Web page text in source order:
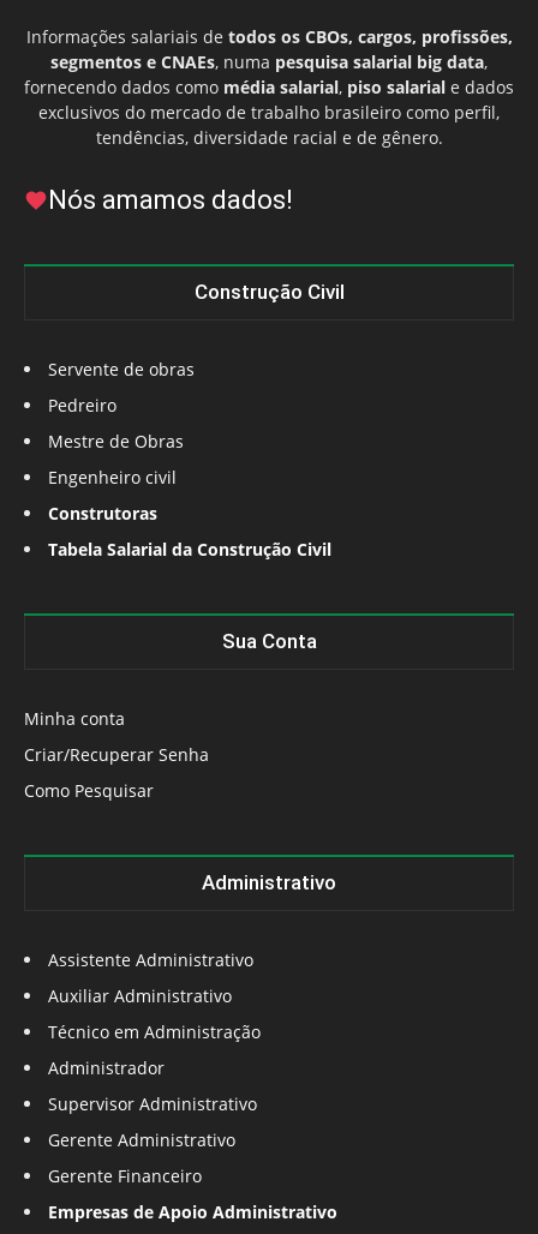
Informações salariais de todos os CBOs, cargos, profissões,
segmentos e CNAEs, numa pesquisa salarial big data,
fornecendo dados como média salarial, piso salarial e dados
exclusivos do mercado de trabalho brasileiro como perfil,
tendências, diversidade racial e de gênero.
Nós amamos dados!
Construção Civil
Servente de obras
Pedreiro
Mestre de Obras
Engenheiro civil
Construtoras
Tabela Salarial da Construção Civil
Sua Conta
Minha conta
Criar/Recuperar Senha
Como Pesquisar
Administrativo
Assistente Administrativo
Auxiliar Administrativo
Técnico em Administração
Administrador
Supervisor Administrativo
Gerente Administrativo
Gerente Financeiro
Empresas de Apoio Administrativo